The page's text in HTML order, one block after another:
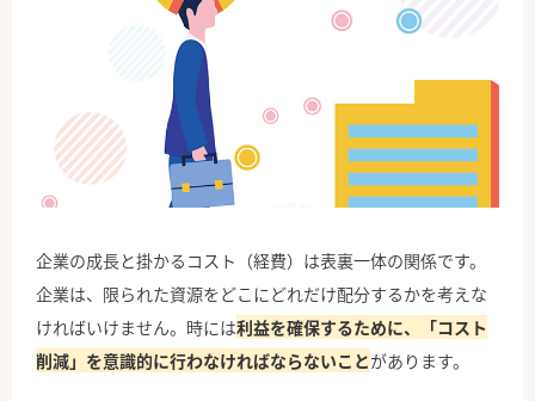
公式X
公式Facebook
企業の成長と掛かるコスト（経費）は表裏一体の関係です。
企業は、限られた資源をどこにどれだけ配分するかを考えな
ければいけません。時には利益を確保するために、「コスト
削減」を意識的に行わなければならないことがあります。